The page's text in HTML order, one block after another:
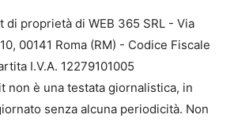
di proprietà di WEB 365 SRL - Via
00141 Roma (RM) - Codice Fiscale
I.V.A. 12279101005
non è una testata giornalistica, in
senza alcuna periodicità. Non